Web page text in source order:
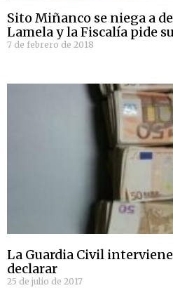
Sito Miñanco se niega a
Lamela y la Fiscalía pide
7 de febrero de 2018
La Guardia Civil interviene
declarar
25 de julio de 2017